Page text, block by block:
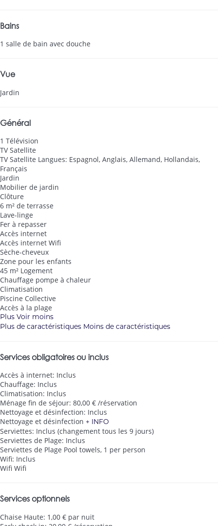
Bains
1 salle de bain avec douche
Vue
Jardin
Général
1 Télévision
TV Satellite
TV Satellite Langues: Espagnol, Anglais, Allemand, Hollandais,
Français
Jardin
Mobilier de jardin
Clôture
6 m² de terrasse
Lave-linge
Fer à repasser
Accès internet
Accès internet Wifi
Sèche-cheveux
Zone pour les enfants
45 m² Logement
Chauffage pompe à chaleur
Climatisation
Piscine Collective
Accès à la plage
Plus Voir moins
Plus de caractéristiques Moins de caractéristiques
Services obligatoires ou inclus
Accès à internet: Inclus
Chauffage: Inclus
Climatisation: Inclus
Ménage fin de séjour: 80,00 € /réservation
Nettoyage et désinfection: Inclus
Nettoyage et désinfection + INFO
Serviettes: Inclus (changement tous les 9 jours)
Serviettes de Plage: Inclus
Serviettes de Plage Pool towels, 1 per person
Wifi: Inclus
Wifi Wifi
Services optionnels
Chaise Haute: 1,00 € par nuit